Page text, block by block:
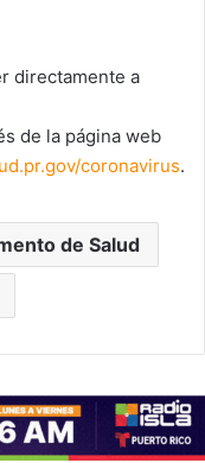
directamente a
de la página web
coronavirus.
de Salud